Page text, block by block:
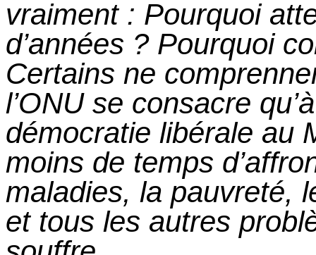
vraiment : Pourquoi
d’années ? Pourquoi
Certains ne
l’ONU se consacre
démocratie libérale au
moins de temps
maladies, la pauvreté,
et tous les autres